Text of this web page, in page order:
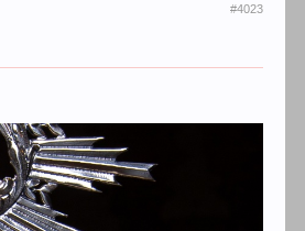
#4023